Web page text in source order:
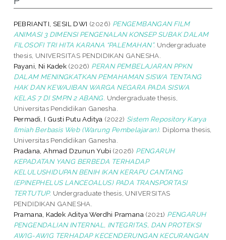
PEBRIANTI, SESIL DWI (2026) PENGEMBANGAN FILM
ANIMASI 3 DIMENSI PENGENALAN KONSEP SUBAK DALAM
FILOSOFI TRI HITA KARANA “PALEMAHAN”. Undergraduate
thesis, UNIVERSITAS PENDIDIKAN GANESHA.
Payani, Ni Kadek (2026) PERAN PEMBELAJARAN PPKN
DALAM MENINGKATKAN PEMAHAMAN SISWA TENTANG
HAK DAN KEWAJIBAN WARGA NEGARA PADA SISWA
KELAS 7 DI SMPN 2 ABANG. Undergraduate thesis,
Universitas Pendidikan Ganesha.
Permadi, I Gusti Putu Aditya (2022) Sistem Repository Karya
Ilmiah Berbasis Web (Warung Pembelajaran). Diploma thesis,
Universitas Pendidikan Ganesha.
Pradana, Ahmad Dzunun Yubi (2026) PENGARUH
KEPADATAN YANG BERBEDA TERHADAP
KELULUSHIDUPAN BENIH IKAN KERAPU CANTANG
(EPINEPHELUS LANCEOALUS) PADA TRANSPORTASI
TERTUTUP. Undergraduate thesis, UNIVERSITAS
PENDIDIKAN GANESHA.
Pramana, Kadek Aditya Werdhi Pramana (2021) PENGARUH
PENGENDALIAN INTERNAL, INTEGRITAS, DAN PROTEKSI
AWIG-AWIG TERHADAP KECENDERUNGAN KECURANGAN